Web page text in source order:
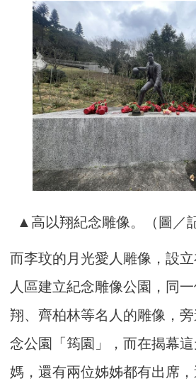
▲高以翔紀念雕像。（圖／
而李玟的月光愛人雕像，設
人區建立紀念雕像公園，同
翔、齊柏林等名人的雕像，
念公園「筠園」，而在揭幕
媽，還有兩位姊姊都有出席